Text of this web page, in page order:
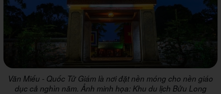
Văn Miếu - Quốc Tử Giám là nơi đặt nền móng cho nền giáo
dục cả nghìn năm. Ảnh minh họa: Khu du lịch Bửu Long